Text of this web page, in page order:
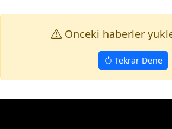
Onceki haberler
Tekrar Dene